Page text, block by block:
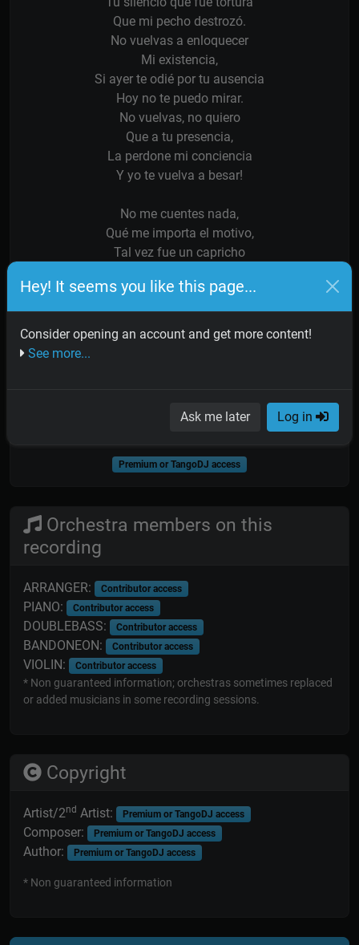
Hey! It seems you like this page...
Consider opening an account and get more content!
See more...
Ask me later Log in
Que mi pecho destrozó.
No vuelvas a enloquecer
Mi existencia,
Si ayer te odié por tu ausencia
Hoy no te puedo mirar.
No vuelvas, no quiero
Que a tu presencia,
La perdone mi conciencia
Y yo te vuelva a besar!
No me cuentes nada,
Qué me importa el motivo,
Tal vez fue un capricho
Pero lo que es cierto
Que aquí entre nosotros,
El mártir no es otro
Premium or TangoDJ access
Orchestra members on this
recording
ARRANGER: Contributor access
PIANO: Contributor access
DOUBLEBASS: Contributor access
BANDONEON: Contributor access
VIOLIN: Contributor access
* Non guaranteed information; orchestras sometimes replaced
or added musicians in some recording sessions.
Copyright
Artist/2nd Artist: Premium or TangoDJ access
Composer: Premium or TangoDJ access
Author: Premium or TangoDJ access
* Non guaranteed information